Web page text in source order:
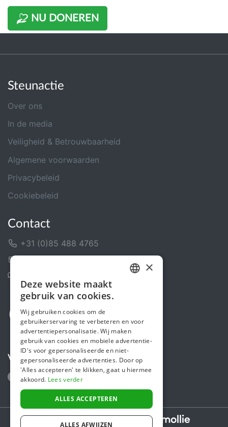
NU DONEREN
Steunactie
Over ons
In de media
Veiligheid & Betrouwbaarheid
Algemene voorwaarden
Privacybeleid
Cookiebeleid
Contact
+31 (0)85 488 4765
Volg ons
Secure payments powered by
ENGLISH
×
Deze website maakt
gebruik van cookies.
Wij gebruiken cookies om de
gebruikerservaring te verbeteren en voor
advertentiepersonalisatie. Wij maken
gebruik van cookies en mobiele advertentie-
ID's voor gepersonaliseerde en niet-
gepersonaliseerde advertenties. Door op
'Alles accepteren' te klikken, gaat u hiermee
akkoord. Lees verder
ALLES ACCEPTEREN
ALLES AFWIJZEN